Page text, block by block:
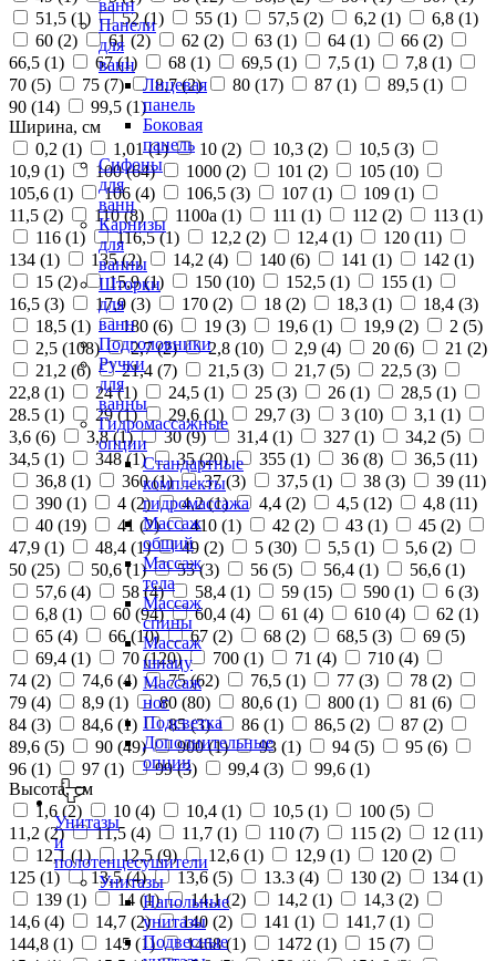
ванн
Панели
для
ванн
Лицевая
панель
Боковая
панель
Сифоны
для
ванн
Карнизы
для
ванны
Шторки
для
ванн
Подголовники
Ручки
для
ванны
Гидромассажные
опции
Стандартные
комплекты
гидромассажа
Массаж
общий
Массаж
тела
Массаж
спины
Массаж
шиацу
Массаж
ног
Подсветка
Дополнительные
опции
Унитазы
и
полотенцесушители
Унитазы
Напольные
унитазы
Подвесные
51,5 (1) 52 (1) 55 (1) 57,5 (2) 6,2 (1) 6,8 (1)
60 (2) 61 (2) 62 (2) 63 (1) 64 (1) 66 (2)
66,5 (1) 67 (1) 68 (1) 69,5 (1) 7,5 (1) 7,8 (1)
70 (5) 75 (7) 8,7 (2) 80 (17) 87 (1) 89,5 (1)
90 (14) 99,5 (1)
Ширина, см
0,2 (1) 1,01 (1) 10 (2) 10,3 (2) 10,5 (3)
10,9 (1) 100 (64) 1000 (2) 101 (2) 105 (10)
105,6 (1) 106 (4) 106,5 (3) 107 (1) 109 (1)
11,5 (2) 110 (8) 1100а (1) 111 (1) 112 (2) 113 (1)
116 (1) 116,5 (1) 12,2 (2) 12,4 (1) 120 (11)
134 (1) 135 (2) 14,2 (4) 140 (6) 141 (1) 142 (1)
15 (2) 15,9 (1) 150 (10) 152,5 (1) 155 (1)
16,5 (3) 17,9 (3) 170 (2) 18 (2) 18,3 (1) 18,4 (3)
18,5 (1) 180 (6) 19 (3) 19,6 (1) 19,9 (2) 2 (5)
2,5 (108) 2,7 (2) 2,8 (10) 2,9 (4) 20 (6) 21 (2)
21,2 (6) 21,4 (7) 21,5 (3) 21,7 (5) 22,5 (3)
22,8 (1) 24 (1) 24,5 (1) 25 (3) 26 (1) 28,5 (1)
28.5 (1) 29 (1) 29,6 (1) 29,7 (3) 3 (10) 3,1 (1)
3,6 (6) 3,8 (1) 30 (9) 31,4 (1) 327 (1) 34,2 (5)
34,5 (1) 348 (1) 35 (20) 355 (1) 36 (8) 36,5 (11)
36,8 (1) 360 (1) 37 (3) 37,5 (1) 38 (3) 39 (11)
390 (1) 4 (2) 4,2 (1) 4,4 (2) 4,5 (12) 4,8 (11)
40 (19) 41 (2) 410 (1) 42 (2) 43 (1) 45 (2)
47,9 (1) 48,4 (1) 49 (2) 5 (30) 5,5 (1) 5,6 (2)
50 (25) 50,6 (1) 55 (3) 56 (5) 56,4 (1) 56,6 (1)
57,6 (4) 58 (4) 58,4 (1) 59 (15) 590 (1) 6 (3)
6,8 (1) 60 (94) 60,4 (4) 61 (4) 610 (4) 62 (1)
65 (4) 66 (10) 67 (2) 68 (2) 68,5 (3) 69 (5)
69,4 (1) 70 (120) 700 (1) 71 (4) 710 (4)
74 (2) 74,6 (4) 75 (62) 76,5 (1) 77 (3) 78 (2)
79 (4) 8,9 (1) 80 (80) 80,6 (1) 800 (1) 81 (6)
84 (3) 84,6 (1) 85 (3) 86 (1) 86,5 (2) 87 (2)
89,6 (5) 90 (49) 900 (1) 93 (1) 94 (5) 95 (6)
96 (1) 97 (1) 99 (3) 99,4 (3) 99,6 (1)
Высота, см
1,6 (2) 10 (4) 10,4 (1) 10,5 (1) 100 (5)
11,2 (2) 11,5 (4) 11,7 (1) 110 (7) 115 (2) 12 (11)
12,1 (1) 12,5 (9) 12,6 (1) 12,9 (1) 120 (2)
125 (1) 13,5 (4) 13,6 (5) 13.3 (4) 130 (2) 134 (1)
139 (1) 14 (1) 14,1 (2) 14,2 (1) 14,3 (2)
14,6 (4) 14,7 (2) 140 (2) 141 (1) 141,7 (1)
144,8 (1) 145 (1) 1468 (1) 1472 (1) 15 (7)